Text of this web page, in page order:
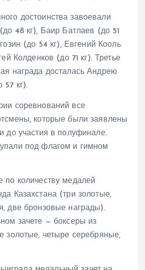
достоинства завоевали
48 кг), Баир Батлаев (до 51
(до 54 кг), Евгений Кооль
Колденков (до 71 кг). Третье
награда досталась Андрею
57 кг).
соревнований все
которые были заявлены
до участия в полуфинале.
под флагом и гимном
по количеству медалей
Казахстана (три золотые,
две бронзовые награды).
зачете — боксеры из
золотые, четыре серебряные,